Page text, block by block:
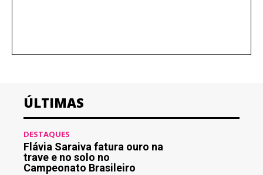
ÚLTIMAS
DESTAQUES
Flávia Saraiva fatura ouro na
trave e no solo no
Campeonato Brasileiro